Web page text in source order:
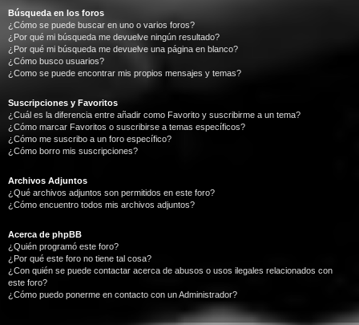
Búsqueda en los foros
¿Cómo se puede buscar en uno o varios foros?
¿Por qué mi búsqueda me devuelve ningún resultado?
¿Por qué mi búsqueda me devuelve una página en blanco?
¿Cómo busco usuarios?
¿Como se puede encontrar mis propios mensajes y temas?
Suscripciones y Favoritos
¿Cuál es la diferencia entre añadir como Favorito y suscribirme a un tema?
¿Cómo marcar Favoritos o suscribirse a temas específicos?
¿Cómo me suscribo a un foro específico?
¿Cómo borro mis suscripciones?
Archivos Adjuntos
¿Qué archivos adjuntos son permitidos en este foro?
¿Cómo encuentro todos mis archivos adjuntos?
Acerca de phpBB
¿Quién programó este foro?
¿Por qué este foro no tiene tal cosa?
¿Con quién se puede contactar acerca de abusos o usos ilegales relacionados con
este foro?
¿Cómo puedo ponerme en contacto con un Administrador?